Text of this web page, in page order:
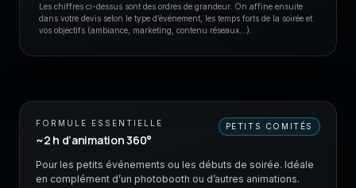
Les chiffres ci-dessus sont des ordres de grandeur. On affine ensuite
dans votre devis selon le type d’événement, les temps forts de la soirée et
vos objectifs (ambiance, marketing, contenu réseaux…).
FORMULE ESSENTIELLE
~2 h d’animation 360°
PETITS COMITÉS
Pour les petits événements ou les débuts de soirée. Idéale
en complément d’un photobooth ou d’autres animations.